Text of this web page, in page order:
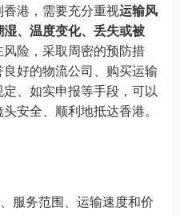
港，需要充分重视运输风
、温度变化、丢失或被
风险，采取周密的预防措
好的物流公司、购买运输
、如实申报等手段，可以
安全、顺利地抵达香港。
服务范围、运输速度和价